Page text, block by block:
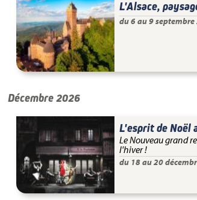
L'Alsace,
du 6 au 9 septembre
Décembre 2026
L'esprit de Noël
Le Nouveau grand
l'hiver !
du 18 au 20